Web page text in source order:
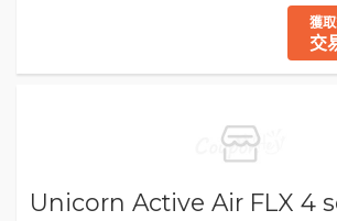
獲
交
Unicorn Active Air FLX 4